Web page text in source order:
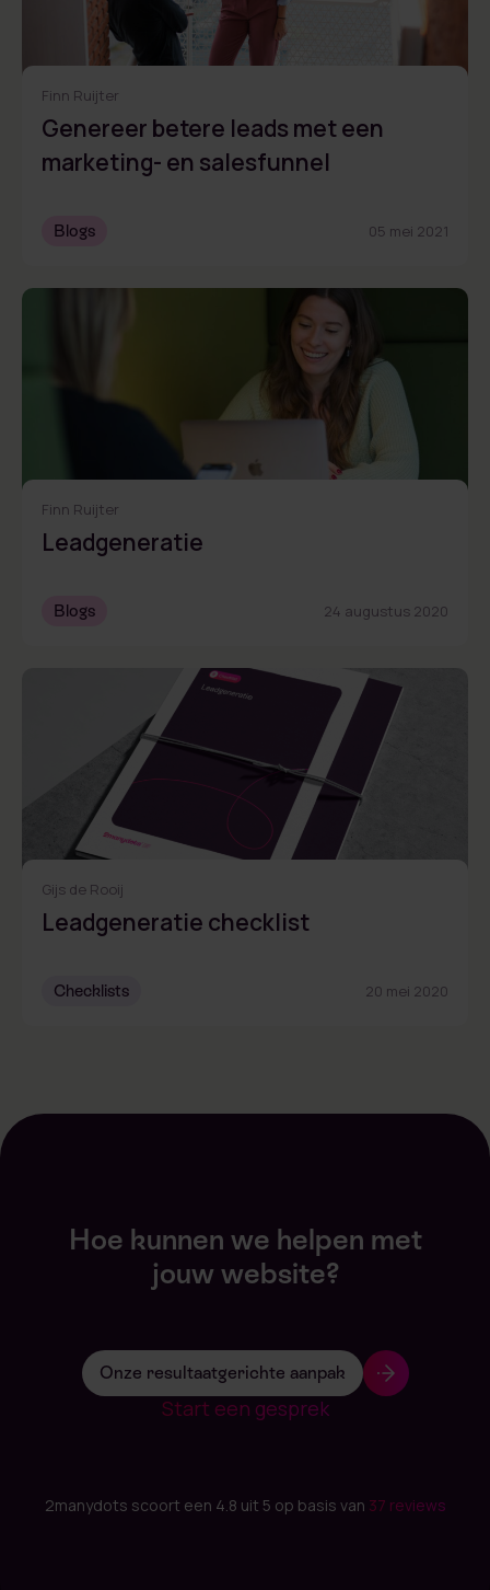
Finn Ruijter
Genereer betere leads met een
marketing- en salesfunnel
Blogs 05 mei 2021
Finn Ruijter
Leadgeneratie
Blogs 24 augustus 2020
Gijs de Rooij
Leadgeneratie checklist
Checklists 20 mei 2020
Hoe kunnen we helpen met
jouw website?
Onze resultaatgerichte aanpak
Start een gesprek
2manydots scoort een 4.8 uit 5 op basis van 37 reviews